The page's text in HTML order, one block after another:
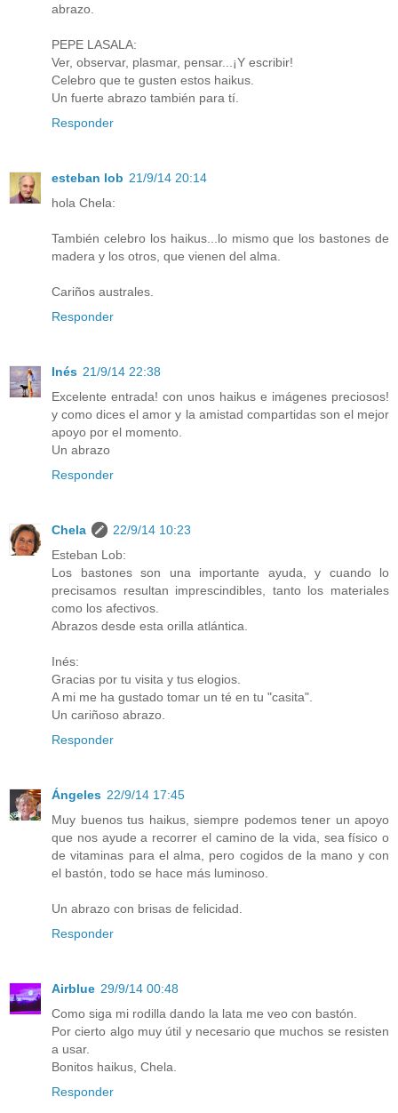
abrazo.
PEPE LASALA:
Ver, observar, plasmar, pensar...¡Y escribir!
Celebro que te gusten estos haikus.
Un fuerte abrazo también para tí.
Responder
esteban lob 21/9/14 20:14
hola Chela:
También celebro los haikus...lo mismo que los bastones de
madera y los otros, que vienen del alma.
Cariños australes.
Responder
Inés 21/9/14 22:38
Excelente entrada! con unos haikus e imágenes preciosos!
y como dices el amor y la amistad compartidas son el mejor
apoyo por el momento.
Un abrazo
Responder
Chela
22/9/14 10:23
Esteban Lob:
Los bastones son una importante ayuda, y cuando lo
precisamos resultan imprescindibles, tanto los materiales
como los afectivos.
Abrazos desde esta orilla atlántica.
Inés:
Gracias por tu visita y tus elogios.
A mi me ha gustado tomar un té en tu "casita".
Un cariñoso abrazo.
Responder
Ángeles 22/9/14 17:45
Muy buenos tus haikus, siempre podemos tener un apoyo
que nos ayude a recorrer el camino de la vida, sea físico o
de vitaminas para el alma, pero cogidos de la mano y con
el bastón, todo se hace más luminoso.
Un abrazo con brisas de felicidad.
Responder
Airblue 29/9/14 00:48
Como siga mi rodilla dando la lata me veo con bastón.
Por cierto algo muy útil y necesario que muchos se resisten
a usar.
Bonitos haikus, Chela.
Responder